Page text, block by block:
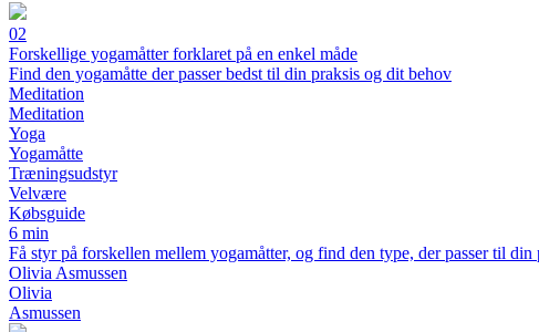
02
Forskellige yogamåtter forklaret på en enkel måde
Find den yogamåtte der passer bedst til din praksis og dit behov
Meditation
Meditation
Yoga
Yogamåtte
Træningsudstyr
Velvære
Købsguide
6 min
Få styr på forskellen mellem yogamåtter, og find den type, der passer til
Olivia Asmussen
Olivia
Asmussen